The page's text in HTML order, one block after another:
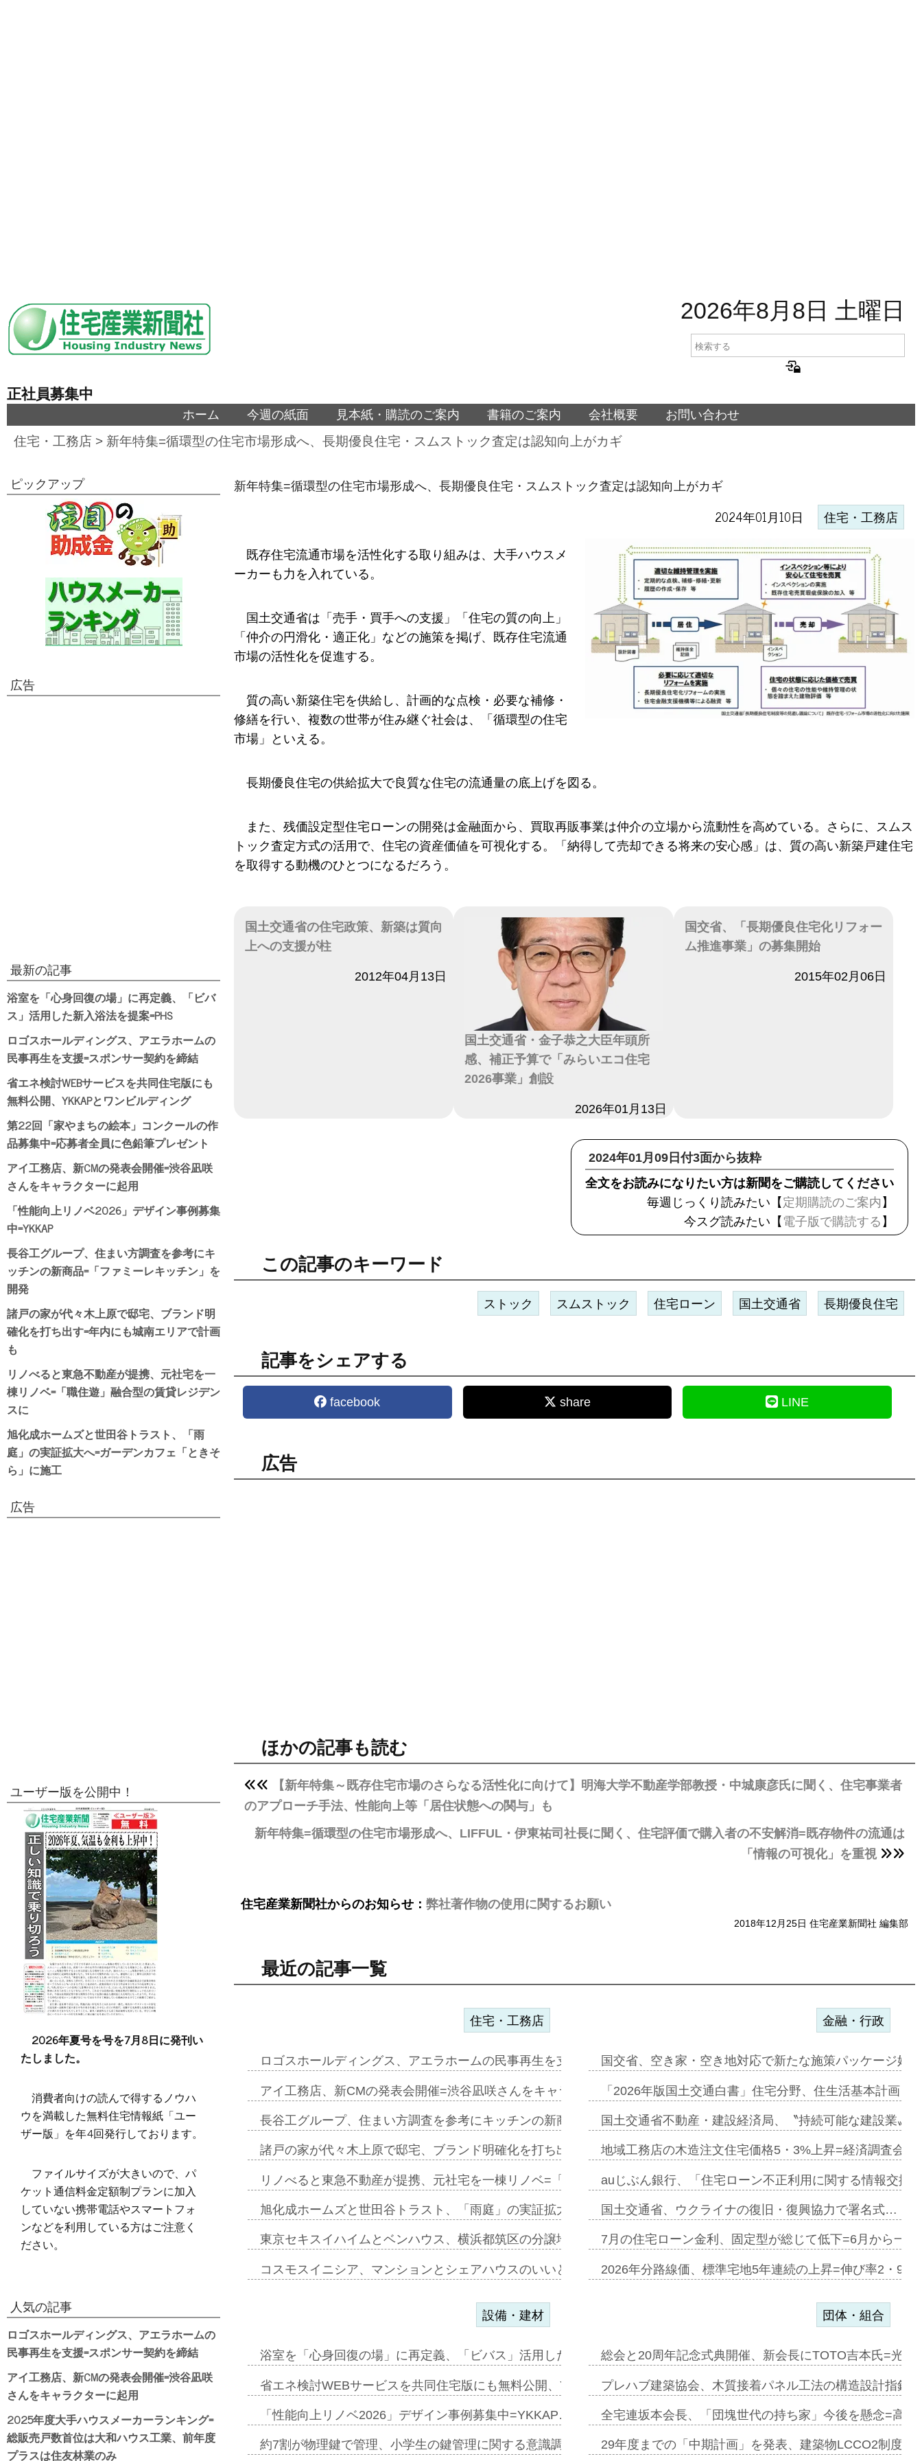
2026年8月8日 土曜日
正社員募集中
ホーム 今週の紙面 見本紙・購読のご案内 書籍のご案内 会社概要 お問い合わせ
住宅・工務店 > 新年特集=循環型の住宅市場形成へ、長期優良住宅・スムストック査定は認知向上がカギ
新年特集=循環型の住宅市場形成へ、長期優良住宅・スムストック査定は認知向上がカギ
2024年01月10日 住宅・工務店
既存住宅流通市場を活性化する取り組みは、大手ハウスメ
ーカーも力を入れている。
国土交通省は「売手・買手への支援」「住宅の質の向上」
「仲介の円滑化・適正化」などの施策を掲げ、既存住宅流通
市場の活性化を促進する。
質の高い新築住宅を供給し、計画的な点検・必要な補修・
修繕を行い、複数の世帯が住み継ぐ社会は、「循環型の住宅
市場」といえる。
長期優良住宅の供給拡大で良質な住宅の流通量の底上げを図る。
また、残価設定型住宅ローンの開発は金融面から、買取再販事業は仲介の立場から流動性を高めている。さらに、スムス
トック査定方式の活用で、住宅の資産価値を可視化する。「納得して売却できる将来の安心感」は、質の高い新築戸建住宅
を取得する動機のひとつになるだろう。
国土交通省の住宅政策、新築は質向
上への支援が柱
2012年04月13日
国土交通省・金子恭之大臣年頭所
感、補正予算で「みらいエコ住宅
2026事業」創設
2026年01月13日
国交省、「長期優良住宅化リフォー
ム推進事業」の募集開始
2015年02月06日
2024年01月09日付3面から抜粋
全文をお読みになりたい方は新聞をご購読してください
毎週じっくり読みたい【 定期購読のご案内 】
今スグ読みたい【 電子版で購読する 】
この記事のキーワード
ストック スムストック 住宅ローン 国土交通省 長期優良住宅
記事をシェアする
facebook share LINE
広告
ほかの記事も読む
【新年特集～既存住宅市場のさらなる活性化に向けて】明海大学不動産学部教授・中城康彦氏に聞く、住宅事業者
のアプローチ手法、性能向上等「居住状態への関与」も
新年特集=循環型の住宅市場形成へ、LIFFUL・伊東祐司社長に聞く、住宅評価で購入者の不安解消=既存物件の流通は
「情報の可視化」を重視
住宅産業新聞社からのお知らせ： 弊社著作物の使用に関するお願い
2018年12月25日 住宅産業新聞社 編集部
最近の記事一覧
住宅・工務店
ロゴスホールディングス、アエラホームの民事再生を支援=スポンサー契約…
アイ工務店、新CMの発表会開催=渋谷凪咲さんをキャラクターに起用…
長谷工グループ、住まい方調査を参考にキッチンの新商品=「ファミーレキ…
諸戸の家が代々木上原で邸宅、ブランド明確化を打ち出す=年内にも城南エ…
リノべると東急不動産が提携、元社宅を一棟リノベ=「職住遊」融合型の賃…
旭化成ホームズと世田谷トラスト、「雨庭」の実証拡大へ=ガーデンカフェ…
東京セキスイハイムとベンハウス、横浜都筑区の分譲地開発で初協業=お互…
コスモスイニシア、マンションとシェアハウスのいいとこどりのコリビング…
金融・行政
国交省、空き家・空き地対応で新たな施策パッケージ始
「2026年版国土交通白書」住宅分野、住生活基本計画
国土交通省不動産・建設経済局、〝持続可能な建設業〟
地域工務店の木造注文住宅価格5・3%上昇=経済調査会
auじぶん銀行、「住宅ローン不正利用に関する情報交換
国土交通省、ウクライナの復旧・復興協力で署名式…
7月の住宅ローン金利、固定型が総じて低下=6月から一
2026年分路線価、標準宅地5年連続の上昇=伸び率2・
設備・建材
浴室を「心身回復の場」に再定義、「ビバス」活用した新入浴法を提案=P…
省エネ検討WEBサービスを共同住宅版にも無料公開、YKKAPとワンビ…
「性能向上リノベ2026」デザイン事例募集中=YKKAP…
約7割が物理鍵で管理、小学生の鍵管理に関する意識調査=Nature…
団体・組合
総会と20周年記念式典開催、新会長にTOTO吉本氏=光
プレハブ建築協会、木質接着パネル工法の構造設計指針
全宅連坂本会長、「団塊世代の持ち家」今後を懸念=高
29年度までの「中期計画」を発表、建築物LCCO2制度
ピックアップ
広告
最新の記事
浴室を「心身回復の場」に再定義、「ビバ
ス」活用した新入浴法を提案=PHS
ロゴスホールディングス、アエラホームの
民事再生を支援=スポンサー契約を締結
省エネ検討WEBサービスを共同住宅版にも
無料公開、YKKAPとワンビルディング
第22回「家やまちの絵本」コンクールの作
品募集中=応募者全員に色鉛筆プレゼント
アイ工務店、新CMの発表会開催=渋谷凪咲
さんをキャラクターに起用
「性能向上リノベ2026」デザイン事例募集
中=YKKAP
長谷工グループ、住まい方調査を参考にキ
ッチンの新商品=「ファミーレキッチン」を
開発
諸戸の家が代々木上原で邸宅、ブランド明
確化を打ち出す=年内にも城南エリアで計画
も
リノべると東急不動産が提携、元社宅を一
棟リノベ=「職住遊」融合型の賃貸レジデン
スに
旭化成ホームズと世田谷トラスト、「雨
庭」の実証拡大へ=ガーデンカフェ「ときそ
ら」に施工
広告
ユーザー版を公開中！
2026年夏号を号を7月8日に発刊い
たしました。
消費者向けの読んで得するノウハ
ウを満載した無料住宅情報紙「ユー
ザー版」を年4回発行しております。
ファイルサイズが大きいので、パ
ケット通信料金定額制プランに加入
していない携帯電話やスマートフォ
ンなどを利用している方はご注意く
ださい。
人気の記事
ロゴスホールディングス、アエラホームの
民事再生を支援=スポンサー契約を締結
アイ工務店、新CMの発表会開催=渋谷凪咲
さんをキャラクターに起用
2025年度大手ハウスメーカーランキング=
総販売戸数首位は大和ハウス工業、前年度
プラスは住友林業のみ